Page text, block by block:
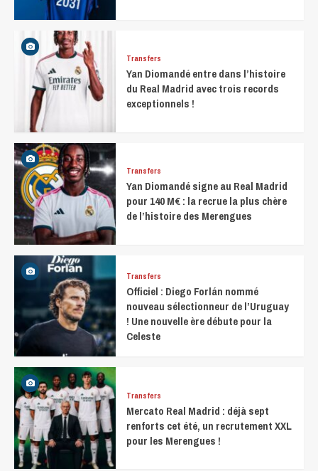
Transfers
Yan Diomandé entre dans l’histoire
du Real Madrid avec trois records
exceptionnels !
Transfers
Yan Diomandé signe au Real Madrid
pour 140 M€ : la recrue la plus chère
de l’histoire des Merengues
Transfers
Officiel : Diego Forlán nommé
nouveau sélectionneur de l’Uruguay
! Une nouvelle ère débute pour la
Celeste
Transfers
Mercato Real Madrid : déjà sept
renforts cet été, un recrutement XXL
pour les Merengues !